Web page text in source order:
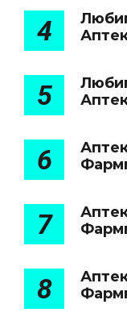
4
5
6
7
8